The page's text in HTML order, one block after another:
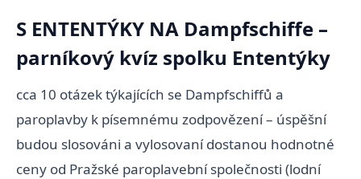
S ENTENTÝKY NA Dampfschiffe –
parníkový kvíz spolku Ententýky
cca 10 otázek týkajících se Dampfschiffů a
paroplavby k písemnému zodpovězení – úspěšní
budou slosováni a vylosovaní dostanou hodnotné
ceny od Pražské paroplavební společnosti (lodní